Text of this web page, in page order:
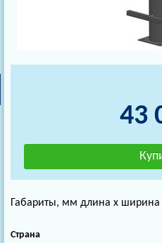
43
Габариты, мм длина х ширина
Страна